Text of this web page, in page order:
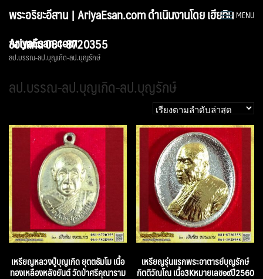
พระอริยะอีสาน | AriyaEsan.com ดำเนินงานโดย เฮียทิน
ขอนแก่น 081-8720355
MENU
AriyaEsan.com
ลป.บรรณ-ลป.บุญเกิด-ลป.บุญรักษ์
ลป.บรรณ-ลป.บุญเกิด-ลป.บุญรักษ์
เหรียญหลวงปู่บุญเกิด ยุตตธัมโม เนื้อ
ทองเหลืองหลังยันต์ วัดป่าศรีคุณาราม
เหรียญรุ่นแรกพระอาตารย์บุญรักษ์
กิตติวัณโณ เนื้อ3Kหมายเลข๑๙ปี2560